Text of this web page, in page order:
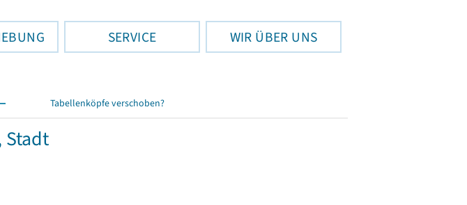
SERVICE WIR ÜBER UNS
Tabellenköpfe verschoben?
Stadt